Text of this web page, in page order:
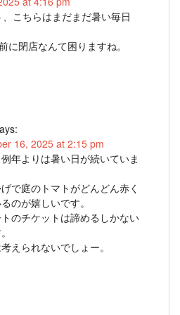
こちらはまだまだ暑い毎日
に閉店なんて困りますね。
16, 2025 at 2:15 pm
年よりは暑い日が続いていま
で庭のトマトがどんどん赤く
のが嬉しいです。
のチケットは諦めるしかない
えられないでしょー。